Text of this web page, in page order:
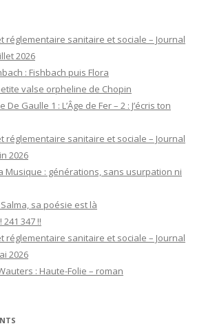
réglementaire sanitaire et sociale – Journal
2026
: Fishbach puis Flora
valse orpheline de Chopin
De Gaulle 1 : L’Âge de Fer – 2 : J’écris ton
réglementaire sanitaire et sociale – Journal
2026
Musique : générations, sans usurpation ni
sa poésie est là
241 347 !!
réglementaire sanitaire et sociale – Journal
2026
: Haute-Folie – roman